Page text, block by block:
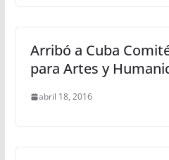
Arribó a Cuba
para Artes y
abril 18, 2016